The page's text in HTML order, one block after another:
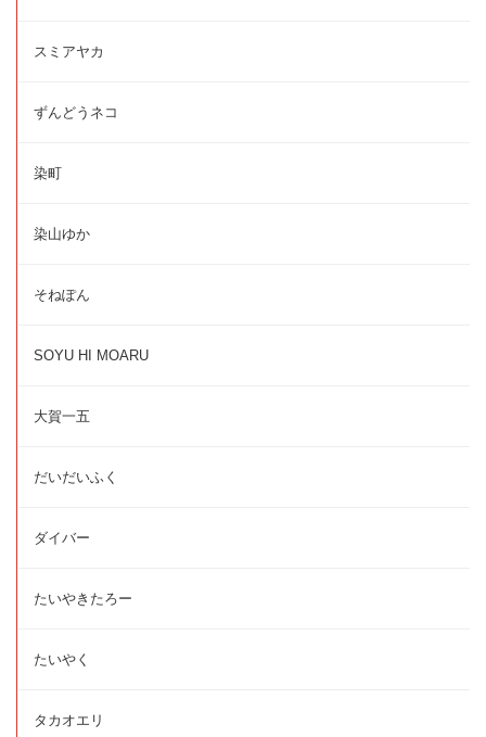
スミアヤカ
ずんどうネコ
染町
染山ゆか
そねぽん
SOYU HI MOARU
大賀一五
だいだいふく
ダイバー
たいやきたろー
たいやく
タカオエリ